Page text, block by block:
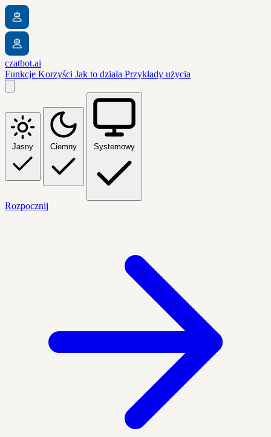
czatbot.ai
Funkcje Korzyści Jak to działa Przykłady użycia
Jasny Ciemny Systemowy
Rozpocznij